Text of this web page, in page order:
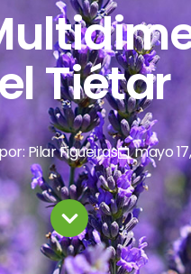
Tiétar
Pilar Figueiras mayo